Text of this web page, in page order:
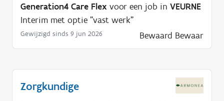
Generation4 Care Flex voor een job in VEURNE
Interim met optie "vast werk"
Gewijzigd sinds 9 jun 2026 Bewaard Bewaar
Zorgkundige